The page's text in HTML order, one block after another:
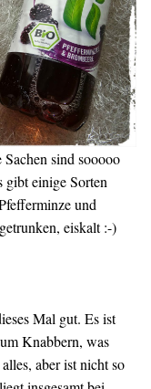
sind sooooo
gibt einige Sorten
und
eiskalt :-)
Mal gut. Es ist
Knabbern, was
aber ist nicht so